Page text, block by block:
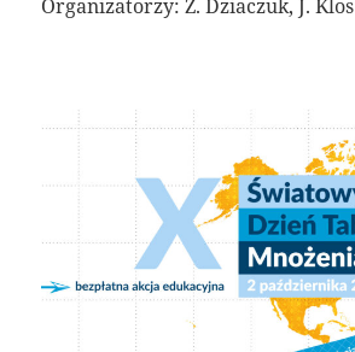
Organizatorzy: Z. Dziaczuk, J. Klos